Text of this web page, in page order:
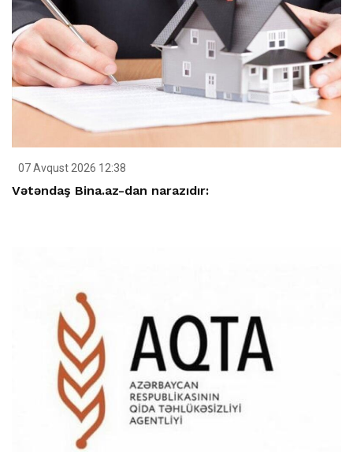
07 Avqust 2026 12:38
Vətəndaş Bina.az-dan narazıdır: